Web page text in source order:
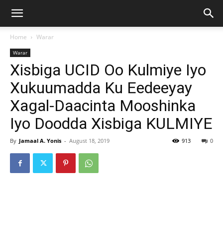
Home Warar
Warar
Xisbiga UCID Oo Kulmiye Iyo
Xukuumadda Ku Eedeeyay
Xagal-Daacinta Mooshinka
Iyo Doodda Xisbiga KULMIYE
By Jamaal A. Yonis - August 18, 2019 0
913